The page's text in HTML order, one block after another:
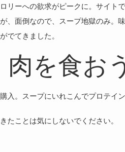
リーへの欲求がピークに。サイト
、面倒なので、スープ地獄のみ。
でてきました。
を食お
入。スープにいれこんでプロテイン
たことは気にしないでください。